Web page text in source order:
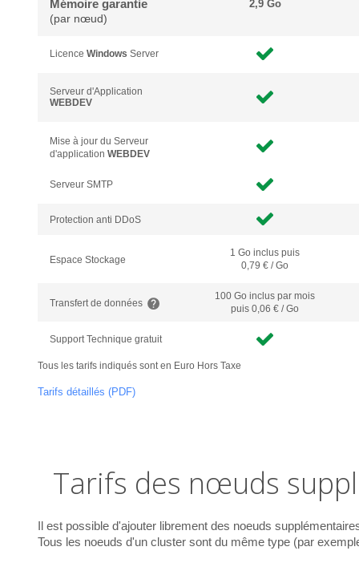
Mémoire garantie 2,9 Go
(par nœud)
Licence Windows Server
Serveur d'Application
WEBDEV
Mise à jour du Serveur
d'application WEBDEV
Serveur SMTP
Protection anti DDoS
Espace Stockage
1 Go inclus puis
0,79 € / Go
Transfert de données
100 Go incluspar mois
puis 0,06 € / Go
Support Technique gratuit
Tous les tarifs indiqués sont en Euro Hors Taxe
Tarifs détaillés (PDF)
Tarifs des nœuds
Il est possible d'ajouter librement des noeuds
Tous les noeuds d'un cluster sont du même type (par